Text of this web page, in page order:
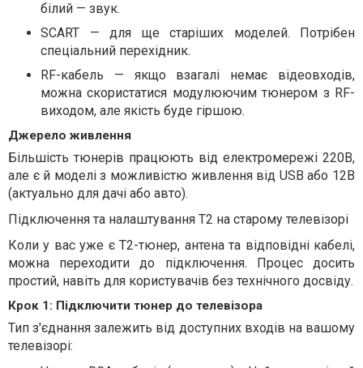
білий — звук.
SCART — для ще старіших моделей. Потрібен
спеціальний перехідник.
RF-кабель — якщо взагалі немає відеовходів,
можна скористатися модулюючим тюнером з RF-
виходом, але якість буде гіршою.
Джерело живлення
Більшість тюнерів працюють від електромережі 220В,
але є й моделі з можливістю живлення від USB або 12В
(актуально для дачі або авто).
Підключення та налаштування Т2 на старому телевізорі
Коли у вас уже є Т2-тюнер, антена та відповідні кабелі,
можна переходити до підключення. Процес досить
простий, навіть для користувачів без технічного досвіду.
Крок 1: Підключити тюнер до телевізора
Тип з'єднання залежить від доступних входів на вашому
телевізорі: